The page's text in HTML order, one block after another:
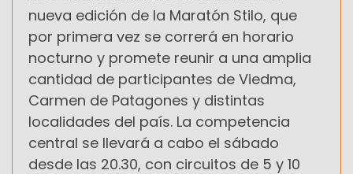
nueva edición de la Maratón Stilo, que
por primera vez se correrá en horario
nocturno y promete reunir a una amplia
cantidad de participantes de Viedma,
Carmen de Patagones y distintas
localidades del país. La competencia
central se llevará a cabo el sábado
desde las 20.30, con circuitos de 5 y 10